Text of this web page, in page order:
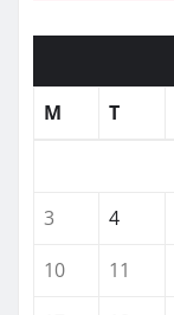
M
T
3
4
10
11